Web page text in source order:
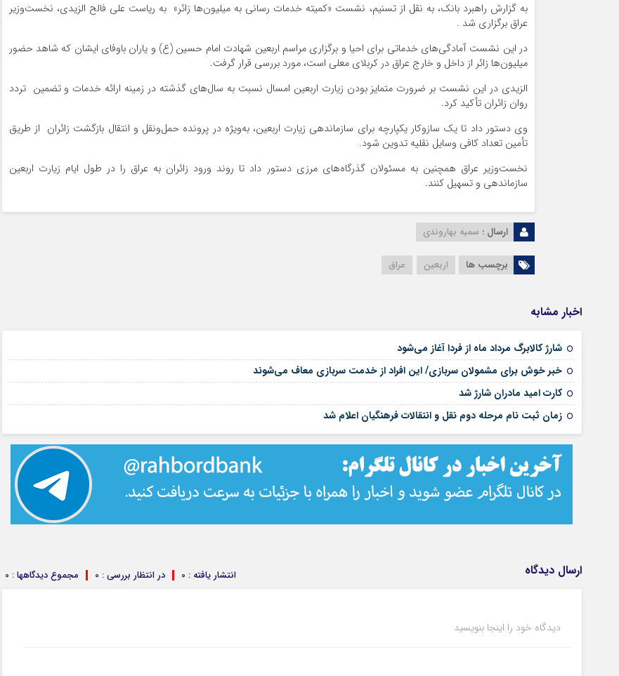
به گزارش راهبرد بانک، به نقل از تسنیم، نشست «کمیته خدمات رسانی به میلیون‌ها زائر» به ریاست علی فالح الزیدی، نخست‌وزیر
عراق برگزاری شد .
در این نشست آمادگی‌های خدماتی برای احیا و برگزاری مراسم اربعین شهادت امام حسین (ع) و یاران باوفای ایشان که شاهد حضور
میلیون‌ها زائر از داخل و خارج عراق در کربلای معلی است، مورد بررسی قرار گرفت.
الزیدی در این نشست بر ضرورت متمایز بودن زیارت اربعین امسال نسبت به سال‌های گذشته در زمینه ارائه خدمات و تضمین تردد
روان زائران تأکید کرد.
وی دستور داد تا یک سازوکار یکپارچه برای سازماندهی زیارت اربعین، به‌ویژه در پرونده حمل‌ونقل و انتقال بازگشت زائران از طریق
تأمین تعداد کافی وسایل نقلیه تدوین شود.
نخست‌وزیر عراق همچنین به مسئولان گذرگاه‌های مرزی دستور داد تا روند ورود زائران به عراق را در طول ایام زیارت اربعین
سازماندهی و تسهیل کنند.
ارسال : سمیه بهاروندی
برچسب ها اربعین عراق
اخبار مشابه
شارژ کالابرگ مرداد ماه از فردا آغاز می‌شود
خبر خوش برای مشمولان سربازی/ این افراد از خدمت سربازی معاف می‌شوند
کارت امید مادران شارژ شد
زمان ثبت نام مرحله دوم نقل و انتقالات فرهنگیان اعلام شد
ارسال دیدگاه مجموع دیدگاهها : 0 در انتظار بررسی : 0 انتشار یافته : 0
دیدگاه خود را اینجا بنویسید